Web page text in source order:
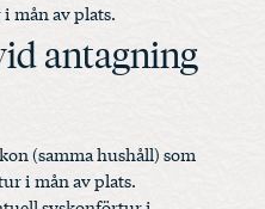
mån av plats.
antagning
(samma hushåll) som
i mån av plats.